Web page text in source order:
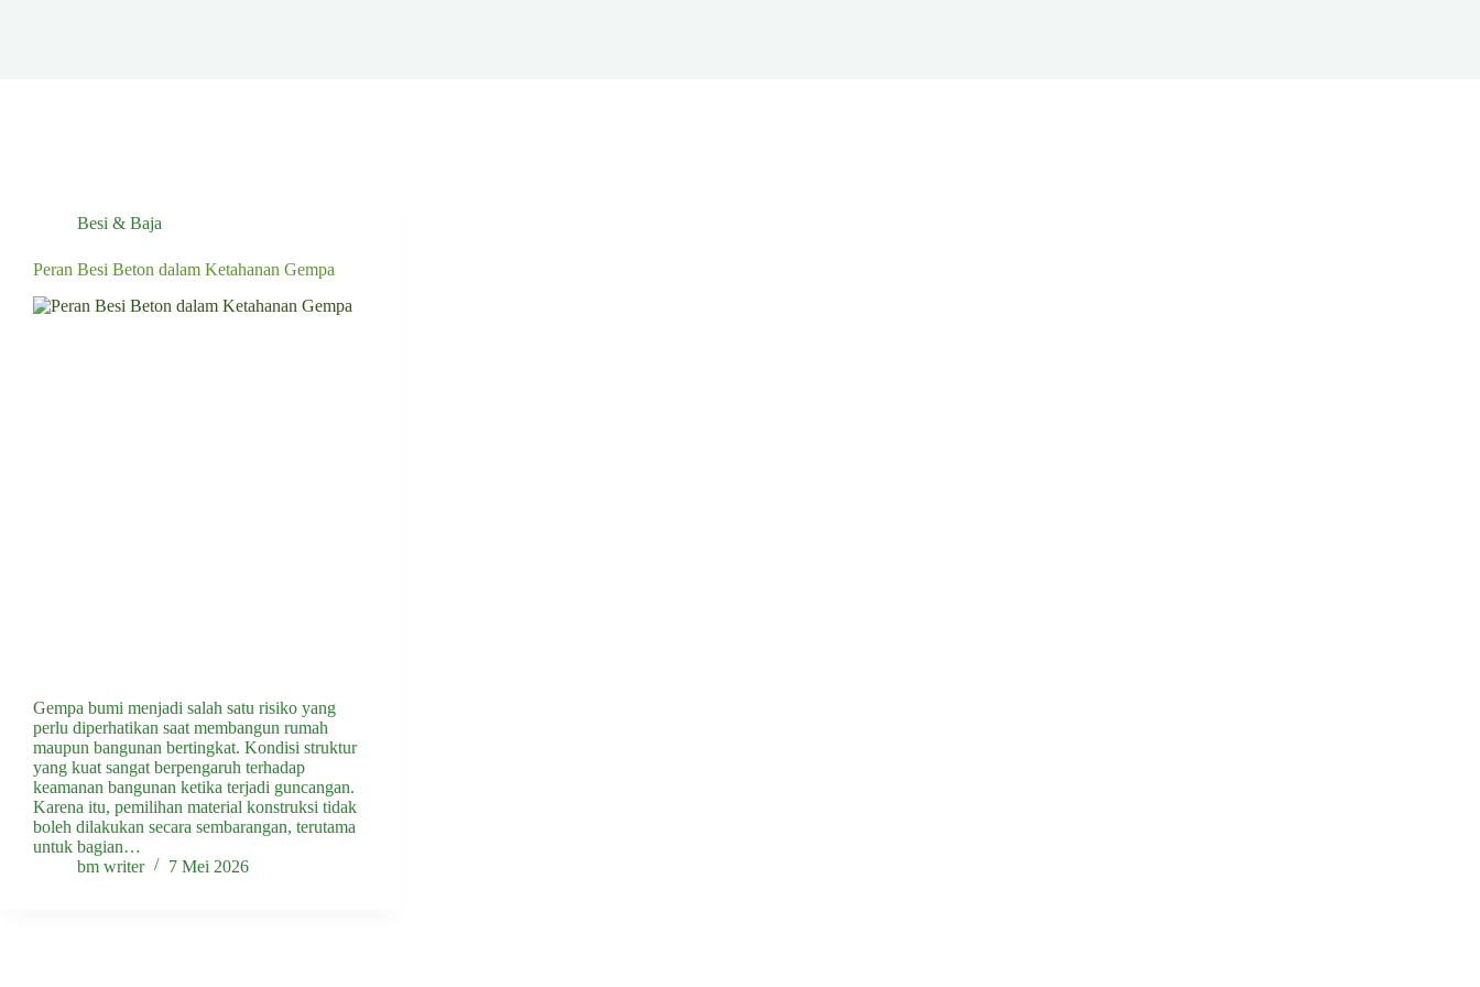
Besi & Baja
Peran Besi Beton dalam Ketahanan Gempa
Gempa bumi menjadi salah satu risiko yang
perlu diperhatikan saat membangun rumah
maupun bangunan bertingkat. Kondisi struktur
yang kuat sangat berpengaruh terhadap
keamanan bangunan ketika terjadi guncangan.
Karena itu, pemilihan material konstruksi tidak
boleh dilakukan secara sembarangan, terutama
untuk bagian…
bm writer
7 Mei 2026